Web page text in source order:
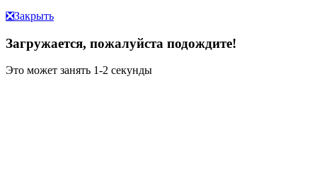
❎Закрыть
Загружается, пожалуйста подождите!
Это может занять 1-2 секунды